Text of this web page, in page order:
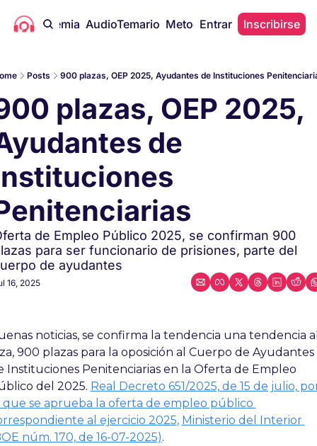
Academia AudioTemario Metodología Gratis
Entrar Inscribirse
Posts 900 plazas, OEP 2025, Ayudantes de Instituciones
plazas, OEP 2025,
de
de Empleo Público 2025, se confirman 900
para ser funcionario de prisiones, parte del
de ayudantes
16, 2025
noticias, se confirma la tendencia una tendencia
900 plazas para la oposición al Cuerpo de Ayudantes
Instituciones Penitenciarias en la Oferta de Empleo
del 2025. Real Decreto 651/2025, de 15 de julio,
que se aprueba la oferta de empleo público
al ejercicio 2025, Ministerio del Interior
núm. 170, de 16-07-2025).